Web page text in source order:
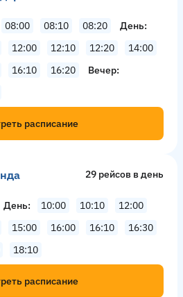
08:00 08:10 08:20
День
12:00 12:10 12:20
14:00
16:10 16:20
Вечер
расписание
29 рейсов в день
День 10:00 10:10
12:00
15:00 16:00 16:10
16:30
18:10
расписание